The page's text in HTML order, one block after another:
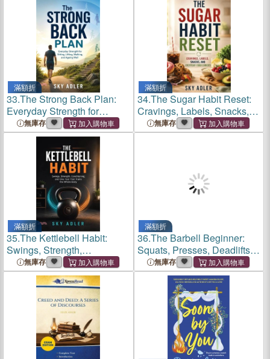
滿額折
33.The Strong Back Plan:
Everyday Strength for
Sitting, Lifting, Walking, and
Ageing Well
無庫存
滿額折
34.The Sugar Habit Reset:
Cravings, Labels, Snacks,
and Everyday Food Choices
無庫存
滿額折
35.The Kettlebell Habit:
Swings, Strength,
Conditioning, and One Tool
That Trains the Whole Body
無庫存
滿額折
36.The Barbell Beginner:
Squats, Presses, Deadlifts,
and the Confidence to Lift
Properly
無庫存